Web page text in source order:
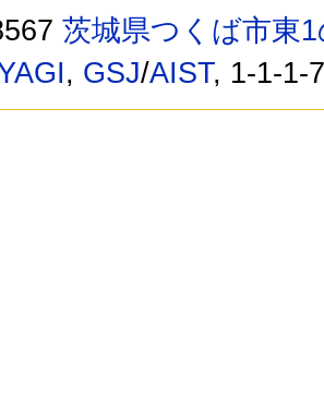
茨城県つくば市東
, GSJ/AIST, 1-1-1-